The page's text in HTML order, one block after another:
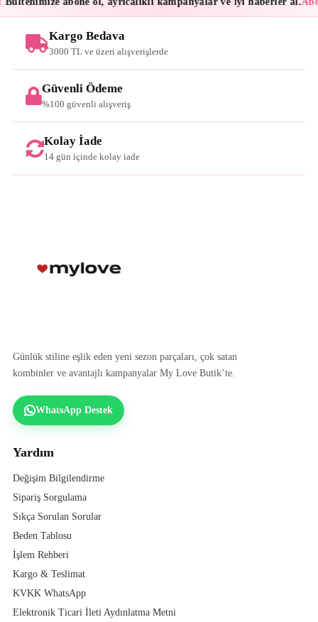
Kargo Bedava
3000 TL ve üzeri alışverişlerde
Güvenli Ödeme
%100 güvenli alışveriş
Kolay İade
14 gün içinde kolay iade
Günlük stiline eşlik eden yeni sezon parçaları, çok satan
kombinler ve avantajlı kampanyalar My Love Butik’te.
WhatsApp Destek
Yardım
Değişim Bilgilendirme
Sipariş Sorgulama
Sıkça Sorulan Sorular
Beden Tablosu
İşlem Rehberi
Kargo & Teslimat
KVKK WhatsApp
Elektronik Ticari İleti Aydınlatma Metni